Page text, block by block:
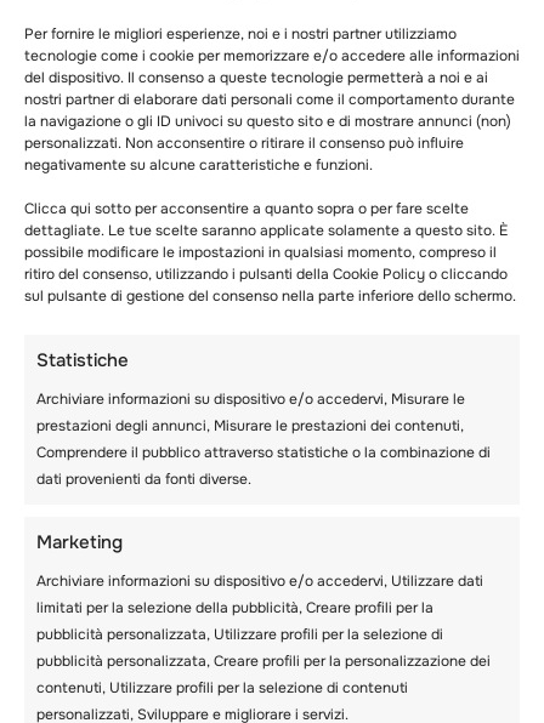
Per fornire le migliori esperienze, noi e i nostri partner utilizziamo
tecnologie come i cookie per memorizzare e/o accedere alle informazioni
del dispositivo. Il consenso a queste tecnologie permetterà a noi e ai
nostri partner di elaborare dati personali come il comportamento durante
la navigazione o gli ID univoci su questo sito e di mostrare annunci (non)
personalizzati. Non acconsentire o ritirare il consenso può influire
negativamente su alcune caratteristiche e funzioni.
Clicca qui sotto per acconsentire a quanto sopra o per fare scelte
dettagliate. Le tue scelte saranno applicate solamente a questo sito. È
possibile modificare le impostazioni in qualsiasi momento, compreso il
ritiro del consenso, utilizzando i pulsanti della Cookie Policy o cliccando
sul pulsante di gestione del consenso nella parte inferiore dello schermo.
Statistiche
Archiviare informazioni su dispositivo e/o accedervi, Misurare le
prestazioni degli annunci, Misurare le prestazioni dei contenuti,
Comprendere il pubblico attraverso statistiche o la combinazione di
dati provenienti da fonti diverse.
Marketing
Archiviare informazioni su dispositivo e/o accedervi, Utilizzare dati
limitati per la selezione della pubblicità, Creare profili per la
pubblicità personalizzata, Utilizzare profili per la selezione di
pubblicità personalizzata, Creare profili per la personalizzazione dei
contenuti, Utilizzare profili per la selezione di contenuti
personalizzati, Sviluppare e migliorare i servizi.
1. Strutture disponibili per sciatori di diverse età
Con la crescente popolarità dello sci, molte
scuole di sci si stanno evolvendo per
accogliere bambini di tutte le età. Prima di
scegliere una scuola di sci per il tuo bambino,
verifica se esistono strutture in grado di
soddisfare l’età di tuo figlio.
Ad esempio, supponendo che tuo figlio abbia
tre anni, è troppo piccolo per iscriversi? La
anche bambini più grandi, come gli
adolescenti? Come vengono raggruppati gli
studenti dagli istruttori?
Far frequentare a tuo figlio una scuola di sci è
private di gruppo. Se tuo figlio è un
principiante, una rinomata scuola di sci per
bambini può essere l’opzione perfetta.
Tuttavia, devono prevedere sessioni di
allenamento adatte all’età del bambino.
2. Istruttori professionisti certificati